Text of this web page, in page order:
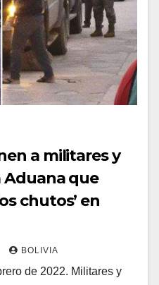
a militares y
Aduana que
chutos’ en
BOLIVIA
de 2022. Militares y